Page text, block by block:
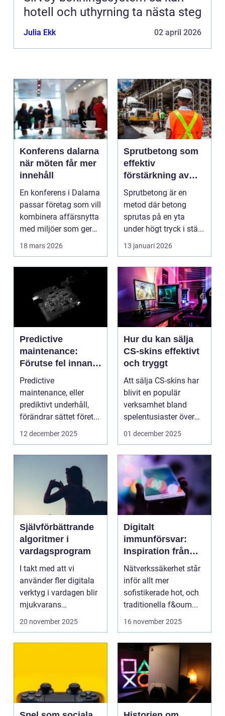
hotell och uthyrning ta nästa steg
Julia Ekk 02 april 2026
Konferens dalarna
när möten får mer
innehåll
En konferens i Dalarna
passar företag som vill
kombinera affärsnytta
med miljöer som ger
lugn, fokus...
18 mars 2026
Sprutbetong som
effektiv
förstärkning av
berg och betong
Sprutbetong är en
metod där betong
sprutas på en yta
under högt tryck i stä...
13 januari 2026
Predictive
maintenance:
Förutse fel innan
de uppstår med
hjälp av sensorer
Predictive
maintenance, eller
prediktivt underhåll,
förändrar sättet föret...
12 december 2025
Hur du kan sälja
CS-skins effektivt
och tryggt
Att sälja CS-skins har
blivit en populär
verksamhet bland
spelentusiaster över
hela v...
01 december 2025
Självförbättrande
algoritmer i
vardagsprogram
I takt med att vi
använder fler digitala
verktyg i vardagen blir
mjukvarans
anpassningsför...
20 november 2025
Digitalt
immunförsvar:
Inspiration från
biologiska system
för att stärka
nätverkssäkerhet
Nätverkssäkerhet står
inför allt mer
sofistikerade hot, och
traditionella f&oum...
16 november 2025